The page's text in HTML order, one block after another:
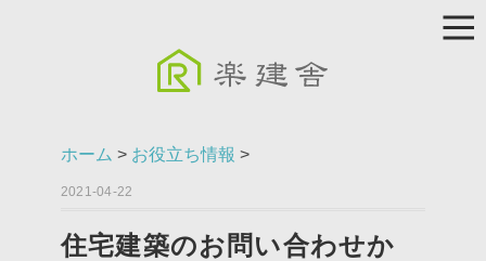
ホーム > お役立ち情報 >
2021-04-22
住宅建築のお問い合わせか